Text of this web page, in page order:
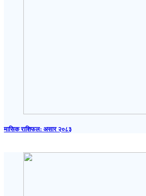
मासिक राशिफल: असार २०८३